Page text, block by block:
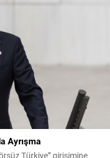
Ayrışma
Türkiye” girişimine